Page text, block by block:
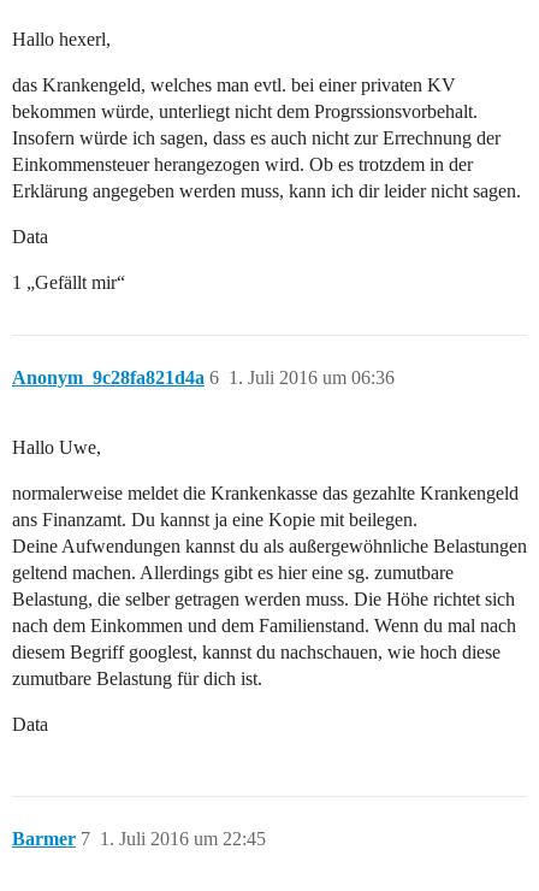
Hallo hexerl,
das Krankengeld, welches man evtl. bei einer privaten KV
bekommen würde, unterliegt nicht dem Progrssionsvorbehalt.
Insofern würde ich sagen, dass es auch nicht zur Errechnung der
Einkommensteuer herangezogen wird. Ob es trotzdem in der
Erklärung angegeben werden muss, kann ich dir leider nicht sagen.
Data
1 „Gefällt mir“
Anonym_9c28fa821d4a 1. Juli 2016 um 06:36
6
Hallo Uwe,
normalerweise meldet die Krankenkasse das gezahlte Krankengeld
ans Finanzamt. Du kannst ja eine Kopie mit beilegen.
Deine Aufwendungen kannst du als außergewöhnliche Belastungen
geltend machen. Allerdings gibt es hier eine sg. zumutbare
Belastung, die selber getragen werden muss. Die Höhe richtet sich
nach dem Einkommen und dem Familienstand. Wenn du mal nach
diesem Begriff googlest, kannst du nachschauen, wie hoch diese
zumutbare Belastung für dich ist.
Data
Barmer 1. Juli 2016 um 22:45
7